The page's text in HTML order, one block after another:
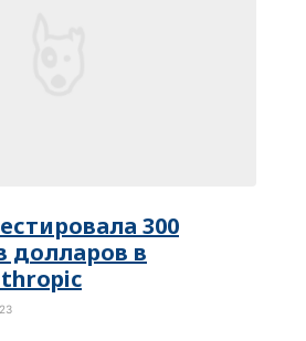
300
долларов в